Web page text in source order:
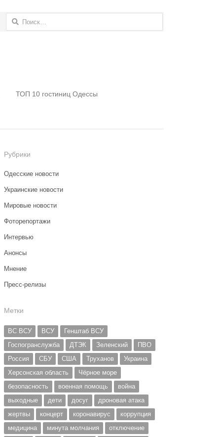
Найти:
ТОП 10 гостиниц Одессы
Рубрики
Одесские новости
Украинские новости
Мировые новости
Фоторепортажи
Интервью
Анонсы
Мнение
Пресс-релизы
Метки
ВС ВСУ ВСУ
Генштаб ВСУ
Госпогранслужба
ДТЭК Зеленский
ПВО
Россия
СБУ США Труханов
Украина
Херсонская область
Чёрное море
безопасность
военная помощь
война
выходные
дети досуг
дроновая атака
жертвы
концерт коронавирус
коррупция
медицина
минута молчания
отключение